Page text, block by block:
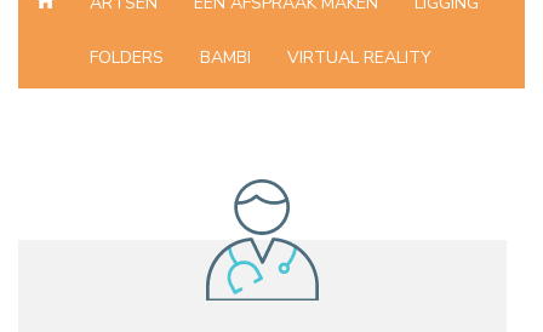
FOLDERS BAMBI VIRTUAL REALITY